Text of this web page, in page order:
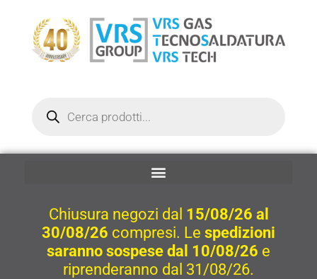
contenuto
Chiusura negozi dal 15/08/26 al
30/08/26 compresi. Le spedizioni
saranno sospese dal 10/08/26 e
riprenderanno dal 31/08/26.